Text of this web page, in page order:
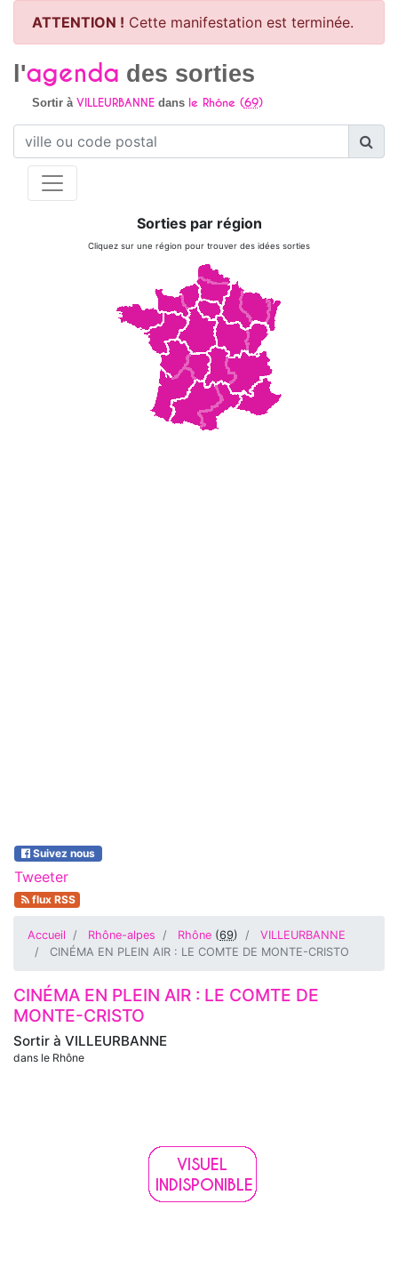
ATTENTION ! Cette manifestation est terminée.
l'agenda des sorties
Sortir à VILLEURBANNEdans le Rhône (69)
Sorties par région
Cliquez sur une région pour trouver des idées sorties
Suivez nous
Tweeter
flux RSS
Accueil Rhône-alpes Rhône (69)
VILLEURBANNE
CINÉMA EN PLEIN AIR : LE COMTE DE MONTE-CRISTO
Sortir à VILLEURBANNE
dans le Rhône
CINÉMA EN PLEIN AIR : LE COMTE DE
MONTE-CRISTO